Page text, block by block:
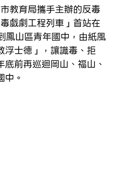
教育局攜手主辦的反毒
戲劇工程列車」首站在
鳳山區青年國中，由紙風
浮士德」，讓識毒、拒
前再巡迴岡山、福山、
。